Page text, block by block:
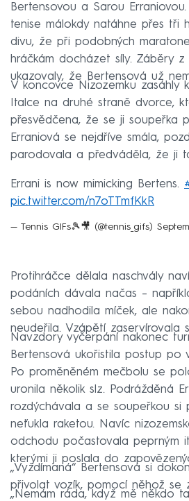
Bertensovou a Sarou
tenise málokdy natáhne přes tři
divu, že při podobných
hráčkám docházet síly. Záběry
ukazovaly, že Bertensová už
V koncovce Nizozemku zasáhly
Italce na druhé straně dvorce,
přesvědčena, že se ji soupeřka
Erraniová se nejdříve smála,
parodovala a předváděla, že ji
Errani is now mimicking Bertens.
pic.twitter.com/n7oTTmfKkR
— Tennis GIFs🎾🎥 (@tennis_gifs)
Protihráčce dělala naschvály
podáních dávala načas –
sebou nadhodila míček, ale
neudeřila. Vzápětí zaservírovala
Navzdory vyčerpání nakonec
Bertensová ukořistila postup po
Po proměněném mečbolu se
uronila několik slz. Podrážděná
rozdýchávala a se soupeřkou si
neťukla raketou. Navíc
odchodu počastovala peprným
kterými ji poslala do
„Vyždímaná“ Bertensová si
přivolat vozík, pomocí něhož se
„Nemám ráda, když mě někdo